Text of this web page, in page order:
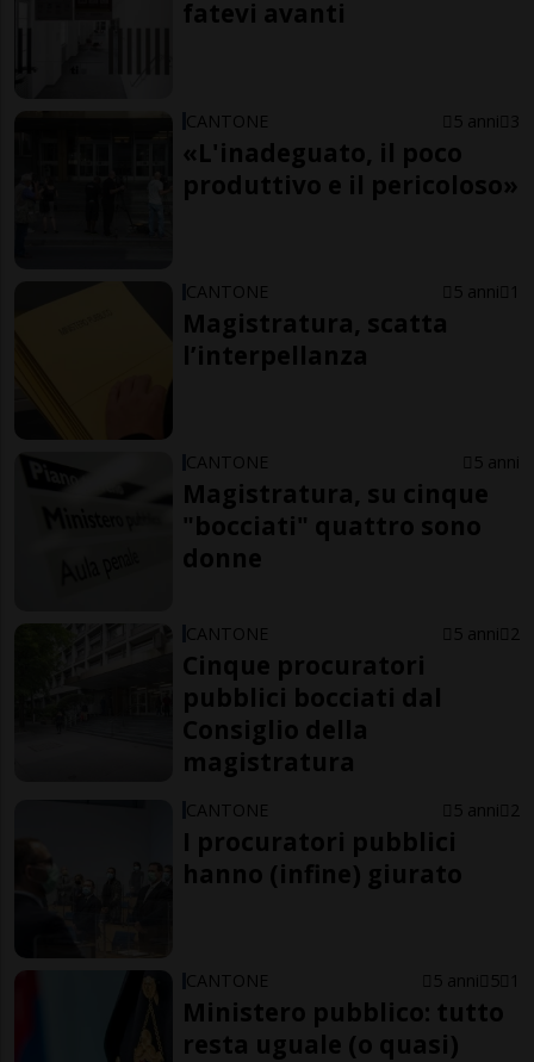
fatevi avanti
CANTONE 5 anni 3
«L'inadeguato, il poco
produttivo e il pericoloso»
CANTONE 5 anni 1
Magistratura, scatta
l’interpellanza
CANTONE 5 anni
Magistratura, su cinque
"bocciati" quattro sono
donne
CANTONE 5 anni 2
Cinque procuratori
pubblici bocciati dal
Consiglio della
magistratura
CANTONE 5 anni 2
I procuratori pubblici
hanno (infine) giurato
CANTONE 5 anni 5 1
Ministero pubblico: tutto
resta uguale (o quasi)